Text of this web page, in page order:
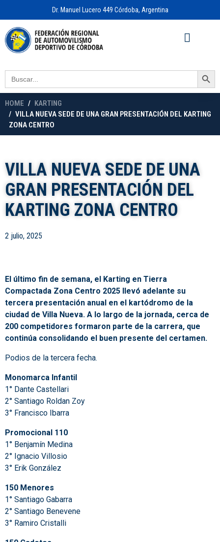
Dr. Manuel Lucero 449 Córdoba, Argentina
Search
for:
Search Button
HOME
KARTING
VILLA NUEVA SEDE DE UNA GRAN PRESENTACIÓN DEL KARTING
ZONA CENTRO
VILLA NUEVA SEDE DE UNA
GRAN PRESENTACIÓN DEL
KARTING ZONA CENTRO
2 julio, 2025
El último fin de semana, el Karting en Tierra
Compactada Zona Centro 2025 llevó adelante su
tercera presentación anual en el kartódromo de la
ciudad de Villa Nueva. A lo largo de la jornada, cerca de
200 competidores formaron parte de la carrera, que
continúa consolidando el buen presente del certamen.
Podios de la tercera fecha.
Monomarca Infantil
1° Dante Castellari
2° Santiago Roldan Zoy
3° Francisco Ibarra
Promocional 110
1° Benjamín Medina
2° Ignacio Villosio
3° Erik González
150 Menores
1° Santiago Gabarra
2° Santiago Benevene
3° Ramiro Cristalli